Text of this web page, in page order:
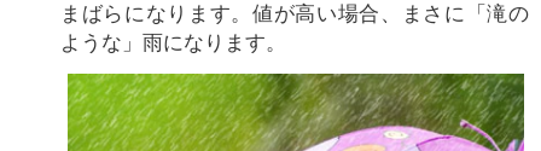
まばらになります。値が高い場合、まさに「滝の
ような」雨になります。